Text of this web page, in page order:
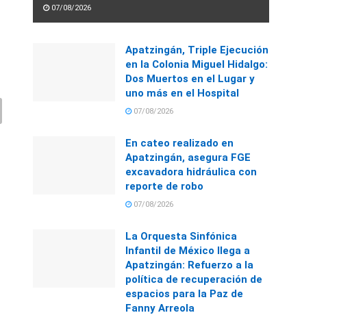
07/08/2026
Apatzingán, Triple Ejecución
en la Colonia Miguel Hidalgo:
Dos Muertos en el Lugar y
uno más en el Hospital
07/08/2026
En cateo realizado en
Apatzingán, asegura FGE
excavadora hidráulica con
reporte de robo
07/08/2026
La Orquesta Sinfónica
Infantil de México llega a
Apatzingán: Refuerzo a la
política de recuperación de
espacios para la Paz de
Fanny Arreola